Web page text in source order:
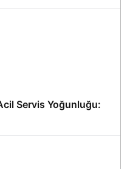
Servis Yoğunluğu: